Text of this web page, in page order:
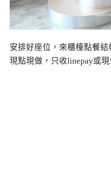
安排好座位，來櫃檯點餐
現點現做，只收linepay或現